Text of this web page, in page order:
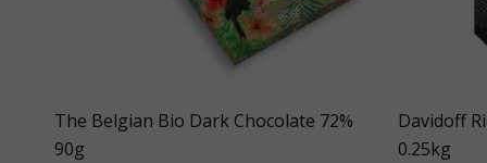
The Belgian Bio Dark Chocolate 72%
90g
Davidoff
0.25kg